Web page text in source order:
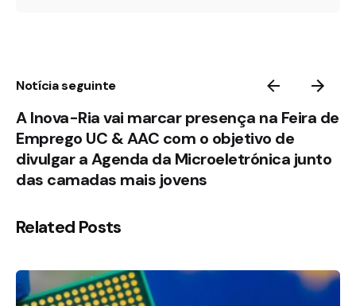
Notícia seguinte
A Inova-Ria vai marcar presença na Feira de
Emprego UC & AAC com o objetivo de
divulgar a Agenda da Microeletrónica junto
das camadas mais jovens
Related Posts